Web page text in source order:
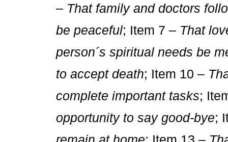
–  That family and doctors
be peaceful; Item 7 –  That
person´s spiritual needs be
to accept death; Item 10 – 
complete important tasks;
opportunity to say good-bye